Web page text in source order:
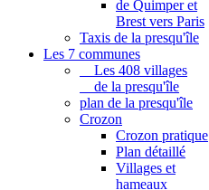
de Quimper et
Brest vers Paris
Taxis de la presqu'île
Les 7 communes
Les 408 villages
de la presqu'île
plan de la presqu'île
Crozon
Crozon pratique
Plan détaillé
Villages et
hameaux